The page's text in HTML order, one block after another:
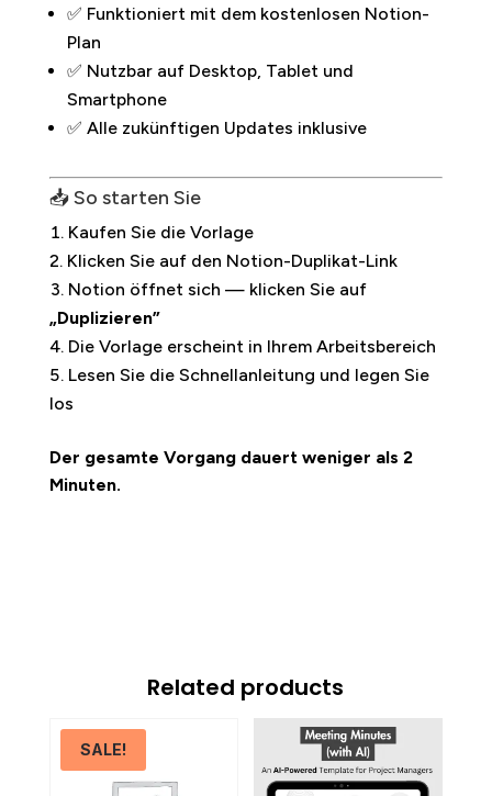
✅ Funktioniert mit dem kostenlosen Notion-
Plan
✅ Nutzbar auf Desktop, Tablet und
Smartphone
✅ Alle zukünftigen Updates inklusive
📥 So starten Sie
Kaufen Sie die Vorlage
Klicken Sie auf den Notion-Duplikat-Link
Notion öffnet sich — klicken Sie auf
„Duplizieren”
Die Vorlage erscheint in Ihrem Arbeitsbereich
Lesen Sie die Schnellanleitung und legen Sie
los
Der gesamte Vorgang dauert weniger als 2
Minuten.
Related products
SALE!